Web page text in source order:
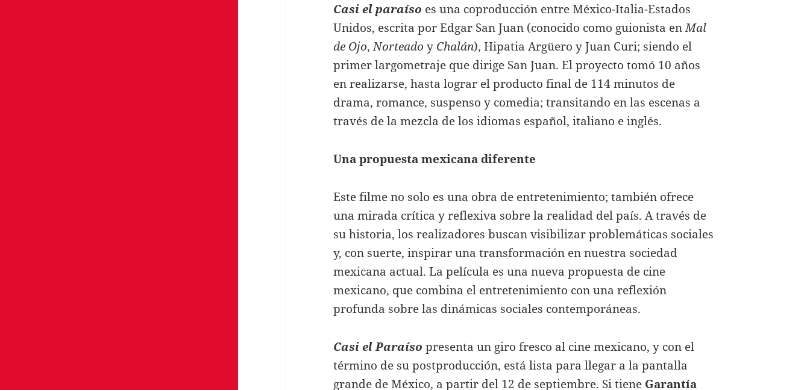
Casi el paraíso es una coproducción entre México-Italia-Estados
Unidos, escrita por Edgar San Juan (conocido como guionista enMal
de Ojo,Norteado y Chalán), Hipatia Argüero y Juan Curi; siendo el
primer largometraje que dirige San Juan. El proyecto tomó 10 años
en realizarse, hasta lograr el producto final de 114 minutos de
drama, romance, suspenso y comedia; transitando en las escenas a
través de la mezcla de los idiomas español, italiano e inglés.
Una propuesta mexicana diferente
Este filme no solo es una obra de entretenimiento; también ofrece
una mirada crítica y reflexiva sobre la realidad del país. A través de
su historia, los realizadores buscan visibilizar problemáticas sociales
y, con suerte, inspirar una transformación en nuestra sociedad
mexicana actual. La película es una nueva propuesta de cine
mexicano, que combina el entretenimiento con una reflexión
profunda sobre las dinámicas sociales contemporáneas.
Casi el Paraíso presenta un giro fresco al cine mexicano, y con el
término de su postproducción, está lista para llegar a la pantalla
grande de México, a partir del 12 de septiembre. Si tiene Garantía